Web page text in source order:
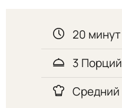
20 минут
3 Порций
Средний